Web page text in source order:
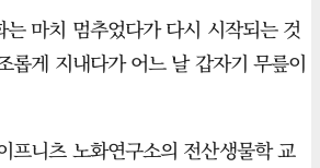
는 마치 멈추었다가 다시 시작되는 것
롭게 지내다가 어느 날 갑자기 무릎이
프니츠 노화연구소의 전산생물학 교